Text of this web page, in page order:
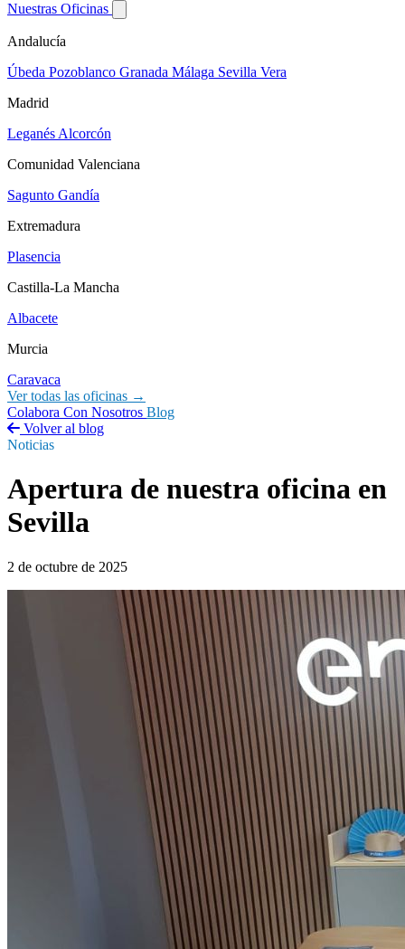
Nuestras Oficinas
Andalucía
Úbeda Pozoblanco Granada Málaga Sevilla Vera
Madrid
Leganés Alcorcón
Comunidad Valenciana
Sagunto Gandía
Extremadura
Plasencia
Castilla-La Mancha
Albacete
Murcia
Caravaca
Ver todas las oficinas →
Colabora Con Nosotros Blog
Volver al blog
Noticias
Apertura de nuestra oficina en
Sevilla
2 de octubre de 2025